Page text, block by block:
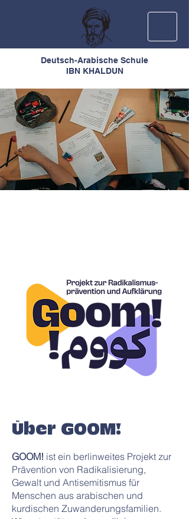
Deutsch-Arabische Schule
IBN KHALDUN
Über GOOM!
GOOM! ist ein berlinweites Projekt zur
Prävention von Radikalisierung,
Gewalt und Antisemitismus für
Menschen aus arabischen und
kurdischen Zuwanderungsfamilien.